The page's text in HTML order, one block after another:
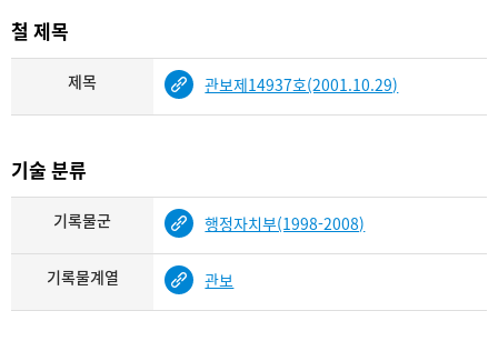
철 제목
제목 관보제14937호(2001.10.29)
기술 분류
기록물군 행정자치부(1998-2008)
기록물계열 관보